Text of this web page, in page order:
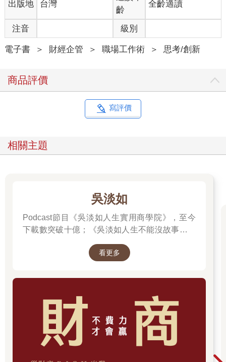
出版地 台灣
齡
全齡適讀
注音 級別
電子書 ＞ 財經企管 ＞ 職場工作術 ＞ 思考/創新
商品評價
寫評價
相關主題
吳淡如
Podcast節目《吳淡如人生實用商學院》，至今
下載數突破十億；《吳淡如人生不能沒故事》也
讀歷史中的權力運作與人性選擇，讓看似遙遠的
看更多